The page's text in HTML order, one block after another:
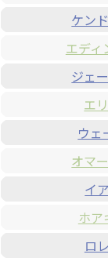
ケン
エディ
ジェ
エ
ウェ
オマ
イ
ホア
ロ